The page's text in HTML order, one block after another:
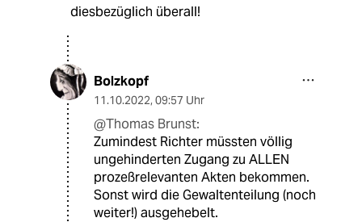
diesbezüglich überall!
Bolzkopf
11.10.2022, 09:57 Uhr
@Thomas Brunst:
Zumindest Richter müssten völlig
ungehinderten Zugang zu ALLEN
prozeßrelevanten Akten bekommen.
Sonst wird die Gewaltenteilung (noch
weiter!) ausgehebelt.